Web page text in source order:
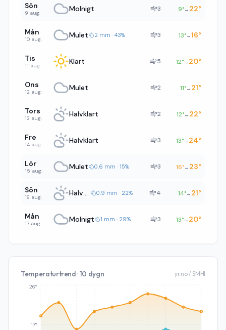
Sön
9 aug. Molnigt 3 9°→ 22°
Mån
10 aug. Mulet 2 mm · 43% 3 13°→16°
Tis
11 aug. Klart 5 12°→ 20°
Ons
12 aug. Mulet 2 11°→ 21°
Tors
13 aug. Halvklart 2 12°→ 22°
Fre
14 aug. Halvklart 3 13°→ 24°
Lör
15 aug. Mulet 0.6 mm · 15% 3 16°→ 23°
Sön
16 aug. Halvklart 0.9 mm · 22% 4 14°→ 21°
Mån
17 aug. Molnigt 1 mm · 29% 3 13°→ 20°
Temperaturtrend · 10 dygn yr.no / SMHI
17°
26°